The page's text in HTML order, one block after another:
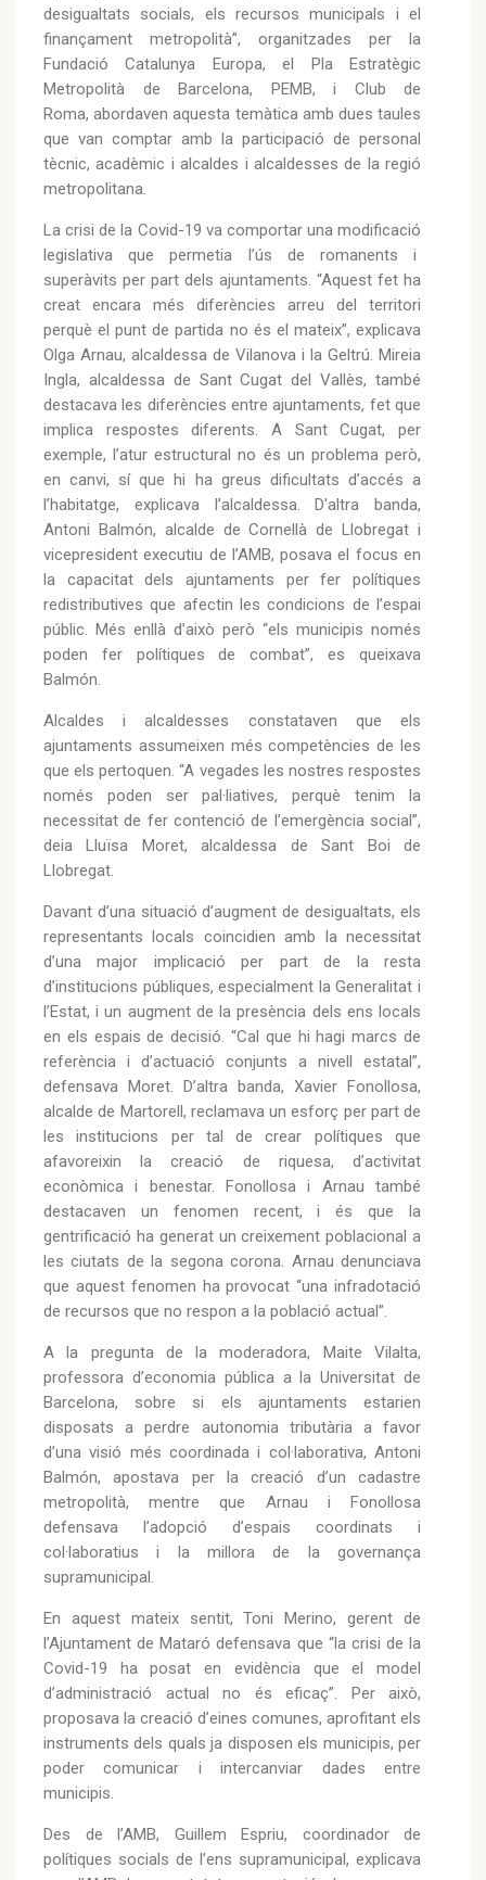
desigualtats socials, els recursos municipals i el
finançament metropolità”, organitzades per la
Fundació Catalunya Europa, el Pla Estratègic
Metropolità de Barcelona, PEMB, i Club de
Roma, abordaven aquesta temàtica amb dues taules
que van comptar amb la participació de personal
tècnic, acadèmic i alcaldes i alcaldesses de la regió
metropolitana.
La crisi de la Covid-19 va comportar una modificació
legislativa que permetia l’ús de romanents i
superàvits per part dels ajuntaments. “Aquest fet ha
creat encara més diferències arreu del territori
perquè el punt de partida no és el mateix”, explicava
Olga Arnau, alcaldessa de Vilanova i la Geltrú. Mireia
Ingla, alcaldessa de Sant Cugat del Vallès, també
destacava les diferències entre ajuntaments, fet que
implica respostes diferents. A Sant Cugat, per
exemple, l’atur estructural no és un problema però,
en canvi, sí que hi ha greus dificultats d’accés a
l’habitatge, explicava l’alcaldessa. D'altra banda,
Antoni Balmón, alcalde de Cornellà de Llobregat i
vicepresident executiu de l’AMB, posava el focus en
la capacitat dels ajuntaments per fer polítiques
redistributives que afectin les condicions de l’espai
públic. Més enllà d’això però “els municipis només
poden fer polítiques de combat”, es queixava
Balmón.
Alcaldes i alcaldesses constataven que els
ajuntaments assumeixen més competències de les
que els pertoquen. “A vegades les nostres respostes
només poden ser pal·liatives, perquè tenim la
necessitat de fer contenció de l’emergència social”,
deia Lluïsa Moret, alcaldessa de Sant Boi de
Llobregat.
Davant d’una situació d’augment de desigualtats, els
representants locals coincidien amb la necessitat
d’una major implicació per part de la resta
d’institucions públiques, especialment la Generalitat i
l’Estat, i un augment de la presència dels ens locals
en els espais de decisió. “Cal que hi hagi marcs de
referència i d’actuació conjunts a nivell estatal”,
defensava Moret. D’altra banda, Xavier Fonollosa,
alcalde de Martorell, reclamava un esforç per part de
les institucions per tal de crear polítiques que
afavoreixin la creació de riquesa, d’activitat
econòmica i benestar. Fonollosa i Arnau també
destacaven un fenomen recent, i és que la
gentrificació ha generat un creixement poblacional a
les ciutats de la segona corona. Arnau denunciava
que aquest fenomen ha provocat “una infradotació
de recursos que no respon a la població actual”.
A la pregunta de la moderadora, Maite Vilalta,
professora d’economia pública a la Universitat de
Barcelona, sobre si els ajuntaments estarien
disposats a perdre autonomia tributària a favor
d’una visió més coordinada i col·laborativa, Antoni
Balmón, apostava per la creació d’un cadastre
metropolità, mentre que Arnau i Fonollosa
defensava l’adopció d’espais coordinats i
col·laboratius i la millora de la governança
supramunicipal.
En aquest mateix sentit, Toni Merino, gerent de
l’Ajuntament de Mataró defensava que “la crisi de la
Covid-19 ha posat en evidència que el model
d’administració actual no és eficaç”. Per això,
proposava la creació d’eines comunes, aprofitant els
instruments dels quals ja disposen els municipis, per
poder comunicar i intercanviar dades entre
municipis.
Des de l’AMB, Guillem Espriu, coordinador de
polítiques socials de l’ens supramunicipal, explicava